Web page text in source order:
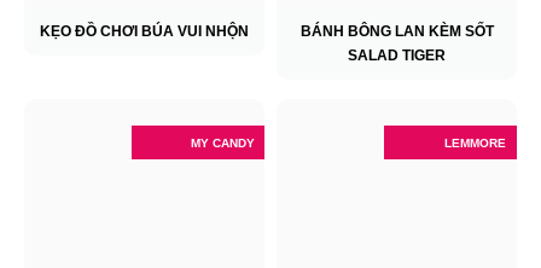
KẸO ĐỒ CHƠI BÚA VUI NHỘN
BÁNH BÔNG LAN KÈM SỐT
SALAD TIGER
MY CANDY LEMMORE